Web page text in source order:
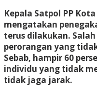
Kepala Satpol PP
mengatakan
terus dilakukan.
perorangan yang
Sebab, hampir 60
individu yang tidak
tidak jaga jarak.